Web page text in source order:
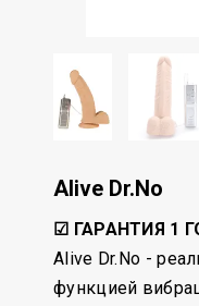
Alive Dr.No
☑ ГАРАНТИЯ 1
Alive Dr.No -
функцией